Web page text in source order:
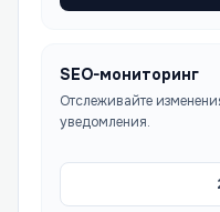
SEO-мониторинг
Отслеживайте
уведомления.